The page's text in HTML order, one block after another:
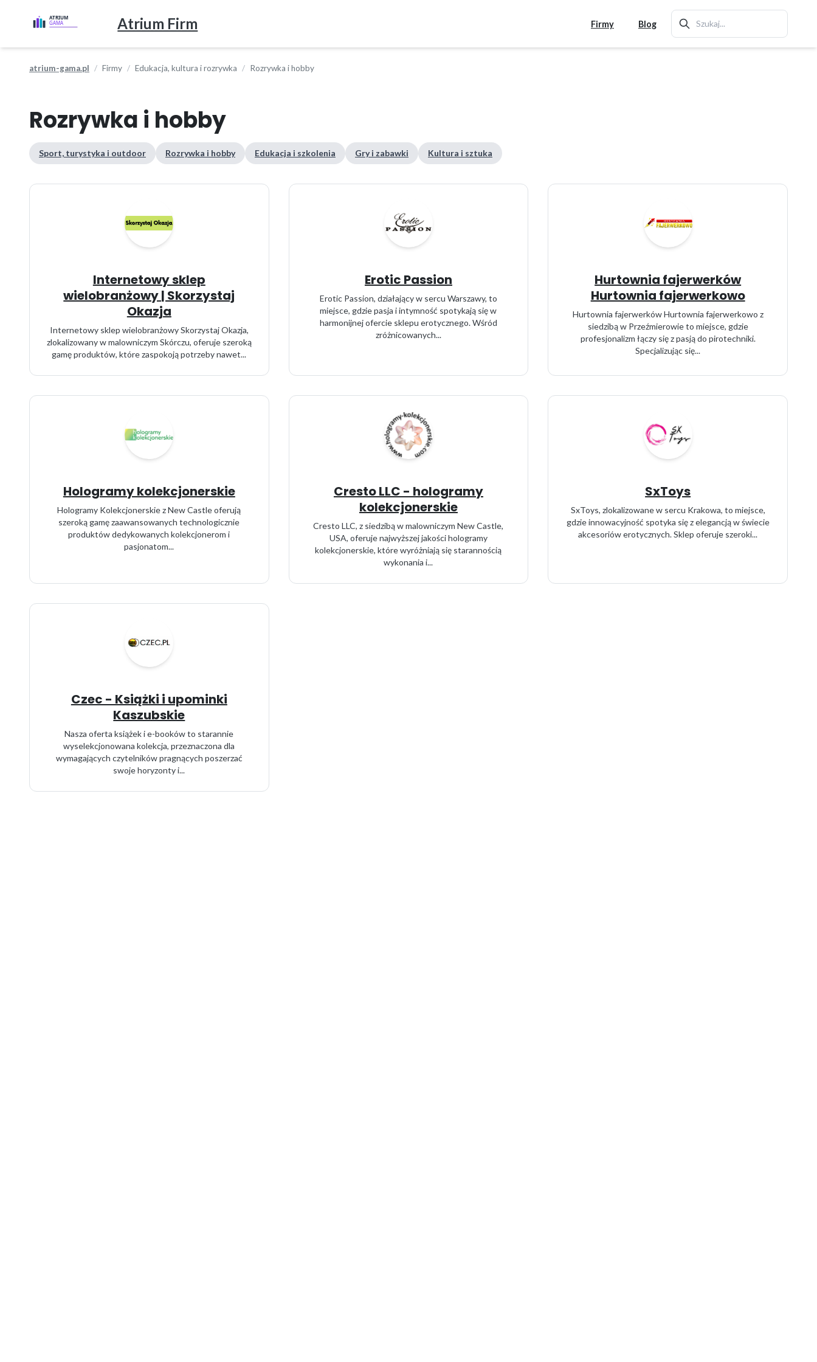
Atrium Firm Firmy Blog
atrium-gama.pl Firmy Edukacja, kultura i rozrywka Rozrywka i hobby
Rozrywka i hobby
Sport, turystyka i outdoor Rozrywka i hobby Edukacja i szkolenia Gry i zabawki Kultura i sztuka
Internetowy sklep
wielobranżowy | Skorzystaj
Okazja
Internetowy sklep wielobranżowy Skorzystaj Okazja,
zlokalizowany w malowniczym Skórczu, oferuje szeroką
gamę produktów, które zaspokoją potrzeby nawet...
Erotic Passion
Erotic Passion, działający w sercu Warszawy, to
miejsce, gdzie pasja i intymność spotykają się w
harmonijnej ofercie sklepu erotycznego. Wśród
zróżnicowanych...
Hurtownia fajerwerków
Hurtownia fajerwerkowo
Hurtownia fajerwerków Hurtownia fajerwerkowo z
siedzibą w Przeźmierowie to miejsce, gdzie
profesjonalizm łączy się z pasją do pirotechniki.
Specjalizując się...
Hologramy kolekcjonerskie
Hologramy Kolekcjonerskie z New Castle oferują
szeroką gamę zaawansowanych technologicznie
produktów dedykowanych kolekcjonerom i
pasjonatom...
Cresto LLC - hologramy
kolekcjonerskie
Cresto LLC, z siedzibą w malowniczym New Castle,
USA, oferuje najwyższej jakości hologramy
kolekcjonerskie, które wyróżniają się starannością
wykonania i...
SxToys
SxToys, zlokalizowane w sercu Krakowa, to miejsce,
gdzie innowacyjność spotyka się z elegancją w świecie
akcesoriów erotycznych. Sklep oferuje szeroki...
Czec - Książki i upominki
Kaszubskie
Nasza oferta książek i e-booków to starannie
wyselekcjonowana kolekcja, przeznaczona dla
wymagających czytelników pragnących poszerzać
swoje horyzonty i...